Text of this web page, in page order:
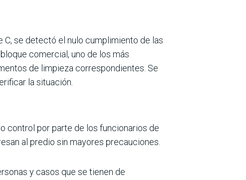
se detectó el nulo cumplimiento de las
comercial, uno de los más
de limpieza correspondientes. Se
la situación.
control por parte de los funcionarios de
al predio sin mayores precauciones.
y casos que se tienen de